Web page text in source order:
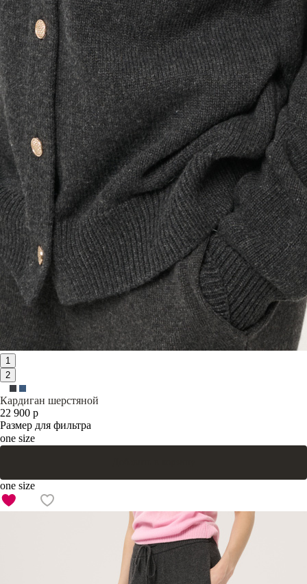
1
2
Кардиган шерстяной
22 900 р
Размер для фильтра
one size
one size